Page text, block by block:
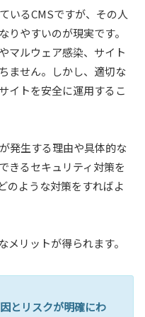
いるCMSですが、その人
やすいのが現実です。
マルウェア感染、サイト
ません。しかし、適切な
イトを安全に運用するこ
発生する理由や具体的な
きるセキュリティ対策を
のような対策をすればよ
メリットが得られます。
とリスクが明確にわ